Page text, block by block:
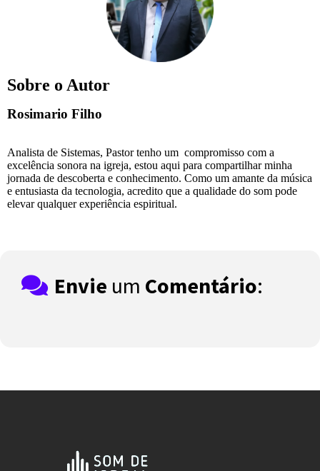
Sobre o Autor
Rosimario Filho
Analista de Sistemas, Pastor tenho um compromisso com a
excelência sonora na igreja, estou aqui para compartilhar minha
jornada de descoberta e conhecimento. Como um amante da música
e entusiasta da tecnologia, acredito que a qualidade do som pode
elevar qualquer experiência espiritual.
Envie um Comentário: